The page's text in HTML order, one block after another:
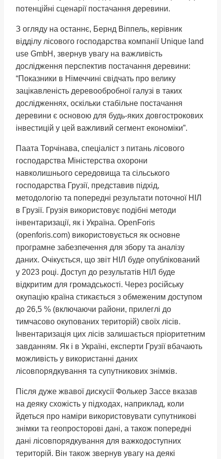
потенційні сценарії постачання деревини.
З огляду на останнє, Бернд Віппель, керівник
відділу лісового господарства компанії Unique land
use GmbH, звернув увагу на важливість
дослідження перспектив постачання деревини:
“Показники в Німеччині свідчать про велику
зацікавленість деревообробної галузі в таких
дослідженнях, оскільки стабільне постачання
деревини є основою для будь-яких довгострокових
інвестицій у цей важливий сегмент економіки”.
Паата Торчінава, спеціаліст з питань лісового
господарства Міністерства охорони
навколишнього середовища та сільського
господарства Грузії, представив підхід,
методологію та попередні результати поточної НІЛ
в Грузії. Грузія використовує подібні методи
інвентаризації, як і Україна. OpenForis
(openforis.com) використовується як основне
програмне забезпечення для збору та аналізу
даних. Очікується, що звіт НІЛ буде опублікований
у 2023 році. Доступ до результатів НІЛ буде
відкритим для громадськості. Через російську
окупацію країна стикається з обмеженим доступом
до 26,5 % (включаючи райони, прилеглі до
тимчасово окупованих територій) своїх лісів.
Інвентаризація цих лісів залишається пріоритетним
завданням. Як і в Україні, експерти Грузії вбачають
можливість у використанні даних
лісовпорядкування та супутникових знімків.
Після дуже жвавої дискусії Фолькер Зассе вказав
на деяку схожість у підходах, наприклад, коли
йдеться про наміри використовувати супутникові
знімки та геопросторові дані, а також попередні
дані лісовпорядкування для важкодоступних
територій. Він також звернув увагу на деякі